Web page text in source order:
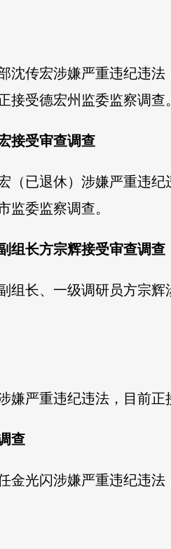
沈传宏涉嫌严重违纪违
受德宏州监委监察调查。
接受审查调查
（已退休）涉嫌严重违
监委监察调查。
组长方宗辉接受审查调查
组长、一级调研员方宗
严重违纪违法，目前正
查
金光闪涉嫌严重违纪违